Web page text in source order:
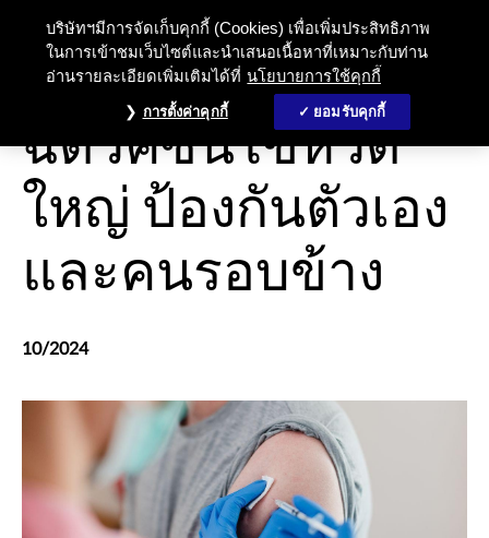
การดูแลสุขภาพและความเป็นอยู่ที่ดี
ฉีดวัคซีนไข้หวัด
ใหญ่ ป้องกันตัวเอง
และคนรอบข้าง
10/2024
บริษัทฯมีการจัดเก็บคุกกี้ (Cookies) เพื่อเพิ่มประสิทธิภาพ
ในการเข้าชมเว็บไซต์และนำเสนอเนื้อหาที่เหมาะกับท่าน
อ่านรายละเอียดเพิ่มเติมได้ที่ นโยบายการใช้คุกกี้
การตั้งค่าคุกกี้ ยอมรับคุกกี้